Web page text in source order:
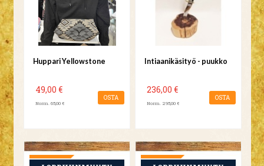
Huppari Yellowstone
49,00 €
Norm. 65,00 €
OSTA
Intiaanikäsityö - puukko
236,00 €
Norm. 295,00 €
OSTA